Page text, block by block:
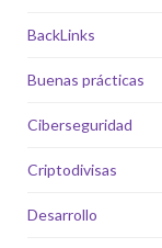
BackLinks
Buenas prácticas
Ciberseguridad
Criptodivisas
Desarrollo